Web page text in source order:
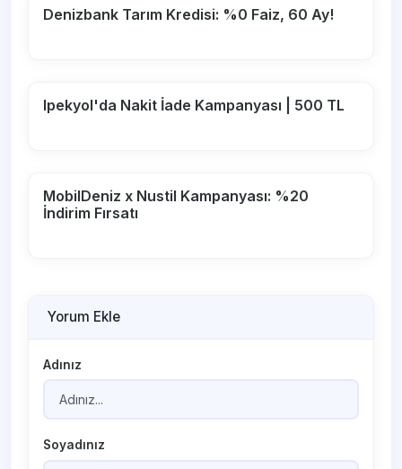
Denizbank Tarım Kredisi: %0 Faiz, 60 Ay!
Ipekyol'da Nakit İade Kampanyası | 500 TL
MobilDeniz x Nustil Kampanyası: %20
İndirim Fırsatı
Yorum Ekle
Adınız
Soyadınız